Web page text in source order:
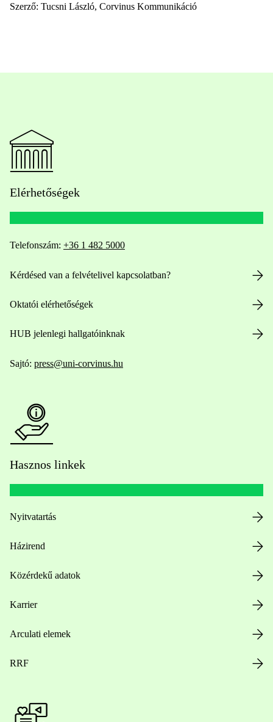
Szerző: Tucsni László, Corvinus Kommunikáció
Elérhetőségek
Telefonszám: +36 1 482 5000
Kérdésed van a felvételivel kapcsolatban?
Oktatói elérhetőségek
HUB jelenlegi hallgatóinknak
Sajtó: press@uni-corvinus.hu
Hasznos linkek
Nyitvatartás
Házirend
Közérdekű adatok
Karrier
Arculati elemek
RRF